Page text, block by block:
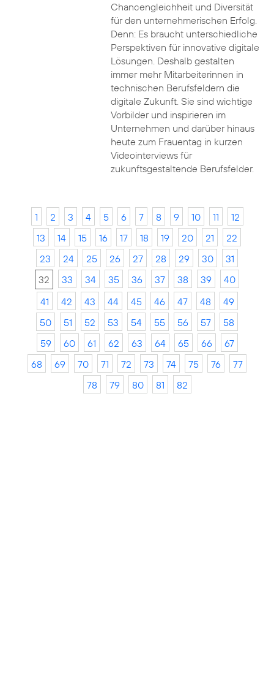
Chancengleichheit und Diversität
für den unternehmerischen Erfolg.
Denn: Es braucht unterschiedliche
Perspektiven für innovative digitale
Lösungen. Deshalb gestalten
immer mehr Mitarbeiterinnen in
technischen Berufsfeldern die
digitale Zukunft. Sie sind wichtige
Vorbilder und inspirieren im
Unternehmen und darüber hinaus
heute zum Frauentag in kurzen
Videointerviews für
zukunftsgestaltende Berufsfelder.
1 2 3 4 5 6 7 8 9 10 11
12
13
14 15 16 17 18 19 20 21
22
23
24 25 26 27 28 29 30
31
32
33 34 35 36 37 38 39
40
41
42 43 44 45 46 47 48
49
50
51 52 53 54 55 56 57
58
59
60 61 62 63 64 65 66
67
68
69 70 71 72 73 74 75 76
77
78
79 80 81 82